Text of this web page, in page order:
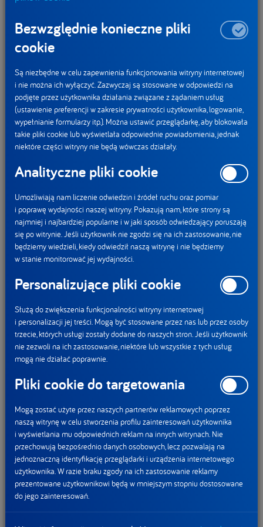
We współpracy siła
DANONE wraz z gospodarstwami, z którymi współpracuje,
ramię w ramię podejmują też wysiłki mające skutkować
zmniejszeniem emisji gazów cieplarnianych czy poprawą
bioróżnorodności, m.in. poprzez zwiększanie liczby
kooperujących gospodarstw, w których wdrażane są
praktyki rolnictwa regeneratywnego. Upowszechnianie
praktyk regeneratywnych[1]wpływa m.in. na poprawę
jakości gleby. Zdrową glebę charakteryzuje natomiast
wysoka różnorodność mikroorganizmów, co warunkuje
m.in. przyswajanie składników pokarmowych przez rośliny.
Kolejną korzyścią jest zatrzymywanie w niej dwutlenku
węgla, a także wody, przez co staje się bardziej odporna na
zmiany klimatu i suszę.
Jak wynika z zakończonego pod koniec 2023 r. audytu, 79%
współpracujących z Danone rolników stosuje praktyki
regeneratywne, a 30% wdrożyło je na poziomie
zaawansowanym. Jednocześnie audyt pokazał, że 90%
mleka, jakie firma kupuje od rolników na potrzeby
wytwarzania produktów mlecznych w Polsce, pochodzi
z gospodarstw, w których obecne są te praktyki.
Aby regularnie zwiększać tę liczbę, w październiku 2024 r.
powołano do życia program DAN-Agri, w ramach którego
zostaną zrealizowane działania o wartości 10 mln zł. Wśród
nich jest dofinansowanie i wsparcie merytoryczne
Bezwzględnie konieczne pliki
cookie
Są niezbędne w celu zapewnienia funkcjonowania witryny internetowej
i nie można ich wyłączyć. Zazwyczaj są stosowane w odpowiedzi na
podjęte przez użytkownika działania związane z żądaniem usług
(ustawienie preferencji w zakresie prywatności użytkownika, logowanie,
wypełnianie formularzy itp.). Można ustawić przeglądarkę, aby blokowała
takie pliki cookie lub wyświetlała odpowiednie powiadomienia, jednak
niektóre części witryny nie będą wówczas działały.
Analityczne pliki cookie
Umożliwiają nam liczenie odwiedzin i źródeł ruchu oraz pomiar
i poprawę wydajności naszej witryny. Pokazują nam, które strony są
najmniej i najbardziej popularne i w jaki sposób odwiedzający poruszają
się po witrynie. Jeśli użytkownik nie zgodzi się na ich zastosowanie, nie
będziemy wiedzieli, kiedy odwiedził naszą witrynę i nie będziemy
w stanie monitorować jej wydajności.
Personalizujące pliki cookie
Służą do zwiększenia funkcjonalności witryny internetowej
i personalizacji jej treści. Mogą być stosowane przez nas lub przez osoby
trzecie, których usługi zostały dodane do naszych stron. Jeśli użytkownik
nie zezwoli na ich zastosowanie, niektóre lub wszystkie z tych usług
mogą nie działać poprawnie.
Pliki cookie do targetowania
Mogą zostać użyte przez naszych partnerów reklamowych poprzez
naszą witrynę w celu stworzenia profilu zainteresowań użytkownika
i wyświetlania mu odpowiednich reklam na innych witrynach. Nie
przechowują bezpośrednio danych osobowych, lecz pozwalają na
jednoznaczną identyfikację przeglądarki i urządzenia internetowego
użytkownika. W razie braku zgody na ich zastosowanie reklamy
prezentowane użytkownikowi będą w mniejszym stopniu dostosowane
do jego zainteresowań.